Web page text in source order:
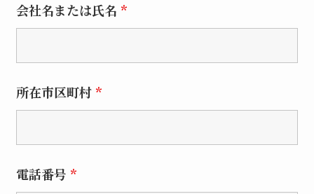
会社名または氏名 *
所在市区町村 *
電話番号 *